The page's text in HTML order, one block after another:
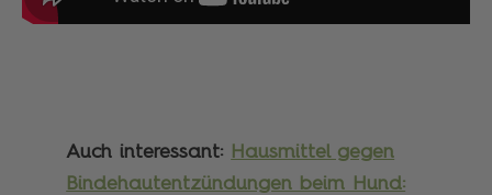
Auch interessant:
Hausmittel gegen
Bindehautentzündungen beim Hund: